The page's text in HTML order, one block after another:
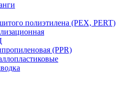
полиэтилена (PEX, PERT)
(PPR)